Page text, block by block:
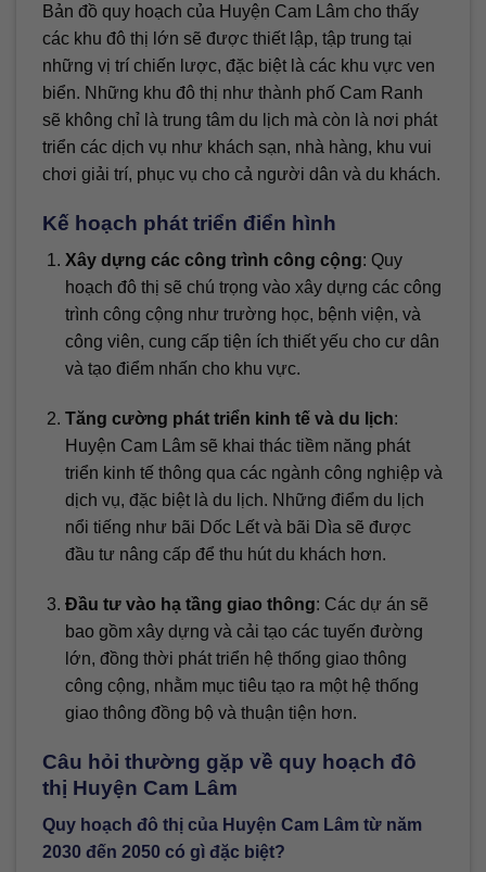
Bản đồ quy hoạch của Huyện Cam Lâm cho thấy
các khu đô thị lớn sẽ được thiết lập, tập trung tại
những vị trí chiến lược, đặc biệt là các khu vực ven
biển. Những khu đô thị như thành phố Cam Ranh
sẽ không chỉ là trung tâm du lịch mà còn là nơi phát
triển các dịch vụ như khách sạn, nhà hàng, khu vui
chơi giải trí, phục vụ cho cả người dân và du khách.
Kế hoạch phát triển điển hình
Xây dựng các công trình công cộng: Quy
hoạch đô thị sẽ chú trọng vào xây dựng các công
trình công cộng như trường học, bệnh viện, và
công viên, cung cấp tiện ích thiết yếu cho cư dân
và tạo điểm nhấn cho khu vực.
Tăng cường phát triển kinh tế và du lịch:
Huyện Cam Lâm sẽ khai thác tiềm năng phát
triển kinh tế thông qua các ngành công nghiệp và
dịch vụ, đặc biệt là du lịch. Những điểm du lịch
nổi tiếng như bãi Dốc Lết và bãi Dìa sẽ được
đầu tư nâng cấp để thu hút du khách hơn.
Đầu tư vào hạ tầng giao thông: Các dự án sẽ
bao gồm xây dựng và cải tạo các tuyến đường
lớn, đồng thời phát triển hệ thống giao thông
công cộng, nhằm mục tiêu tạo ra một hệ thống
giao thông đồng bộ và thuận tiện hơn.
Câu hỏi thường gặp về quy hoạch đô
thị Huyện Cam Lâm
Quy hoạch đô thị của Huyện Cam Lâm từ năm
2030 đến 2050 có gì đặc biệt?